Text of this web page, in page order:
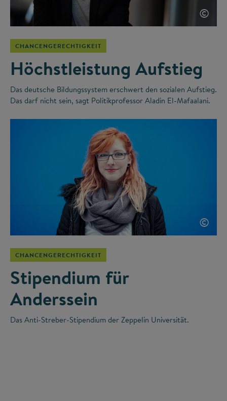
©
CHANCENGERECHTIGKEIT
Höchstleistung Aufstieg
Das deutsche Bildungssystem erschwert den sozialen Aufstieg.
Das darf nicht sein, sagt Politikprofessor Aladin El-Mafaalani.
©
CHANCENGERECHTIGKEIT
Stipendium für
Anderssein
Das Anti-Streber-Stipendium der Zeppelin Universität.